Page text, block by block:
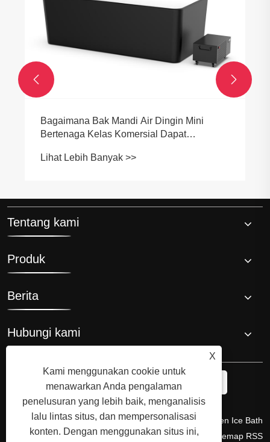
Bagaimana Bak Mandi Air Dingin Mini
Bertenaga Kelas Komersial Dapat
Kesehatan Modern
Lihat Lebih Banyak >>
 
Tentang kami
Produk
Berita
Hubungi kami
Hak Cipta © 2008 Hi-Q Group, Penemu Asli dan Produsen Ice Bath
Chiller. Semua Hak Dilindungi Undang-undang.Links Sitemap RSS
X
Kami menggunakan cookie untuk
menawarkan Anda pengalaman
penelusuran yang lebih baik, menganalisis
lalu lintas situs, dan mempersonalisasi
konten. Dengan menggunakan situs ini,